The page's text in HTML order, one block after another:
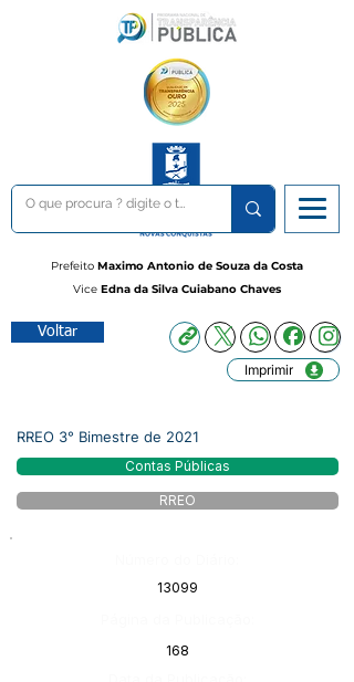
Prefeito Maximo Antonio de Souza da Costa
Vice Edna da Silva Cuiabano Chaves
Voltar
Imprimir
RREO 3° Bimestre de 2021
Contas Públicas
RREO
13099
168